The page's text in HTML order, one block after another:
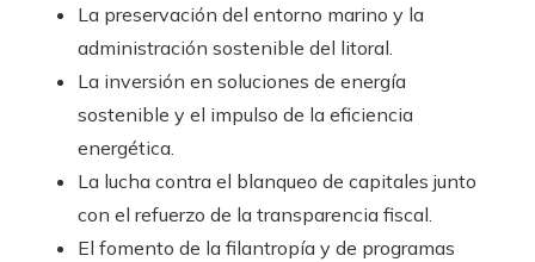
La preservación del entorno marino y la
administración sostenible del litoral.
La inversión en soluciones de energía
sostenible y el impulso de la eficiencia
energética.
La lucha contra el blanqueo de capitales junto
con el refuerzo de la transparencia fiscal.
El fomento de la filantropía y de programas